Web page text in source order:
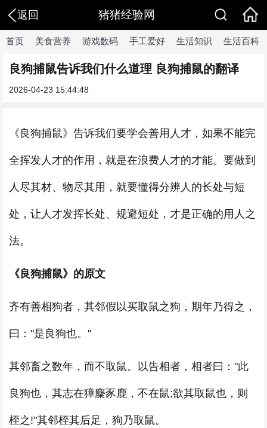
返回 猪猪经验网
首页 美食营养 游戏数码 手工爱好 生活知识 生活百科
良狗捕鼠告诉我们什么道理 良狗捕鼠的翻译
2026-04-23 15:44:48
《良狗捕鼠》告诉我们要学会善用人才，如果不能完
全挥发人才的作用，就是在浪费人才的才能。要做到
人尽其材、物尽其用，就要懂得分辨人的长处与短
处，让人才发挥长处、规避短处，才是正确的用人之
法。
《良狗捕鼠》的原文
齐有善相狗者，其邻假以买取鼠之狗，期年乃得之，
曰："是良狗也。"
其邻畜之数年，而不取鼠。以告相者，相者曰："此
良狗也，其志在獐麋豕鹿，不在鼠;欲其取鼠也，则
桎之!"其邻桎其后足，狗乃取鼠。